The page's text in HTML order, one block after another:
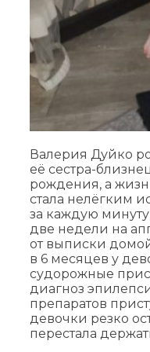
Валерия Дуйко
её сестра-
рождения, а
стала нелёгким
за каждую
две недели на
от выписки
в 6 месяцев у
судорожные
диагноз
препаратов
девочки резко
перестала